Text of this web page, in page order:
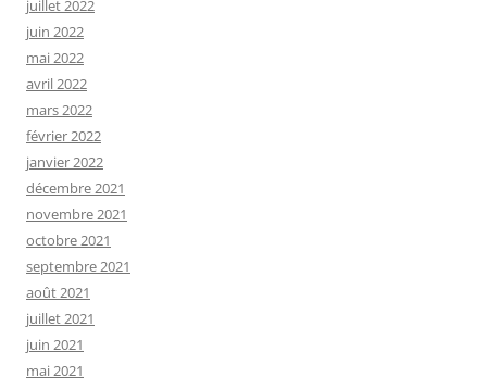
juillet 2022
juin 2022
mai 2022
avril 2022
mars 2022
février 2022
janvier 2022
décembre 2021
novembre 2021
octobre 2021
septembre 2021
août 2021
juillet 2021
juin 2021
mai 2021